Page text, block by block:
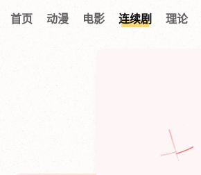
首页 动漫 电影 连续剧 理论